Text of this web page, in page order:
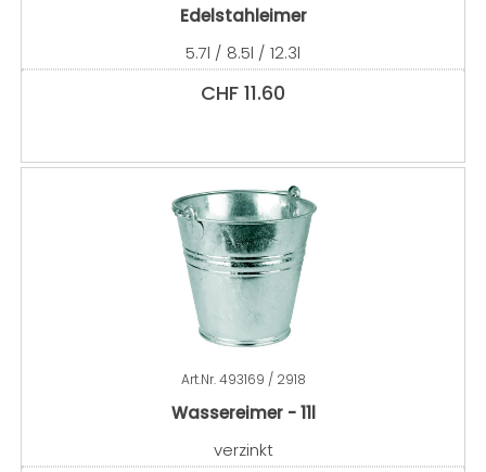
Edelstahleimer
5.7l / 8.5l / 12.3l
CHF 11.60
Art.Nr.493169 / 2918
Wassereimer - 11l
verzinkt